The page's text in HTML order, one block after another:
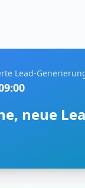
Lead-
neue